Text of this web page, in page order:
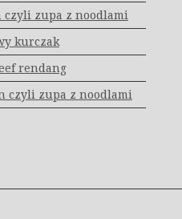
czyli zupa z noodlami
kurczak
rendang
czyli zupa z noodlami